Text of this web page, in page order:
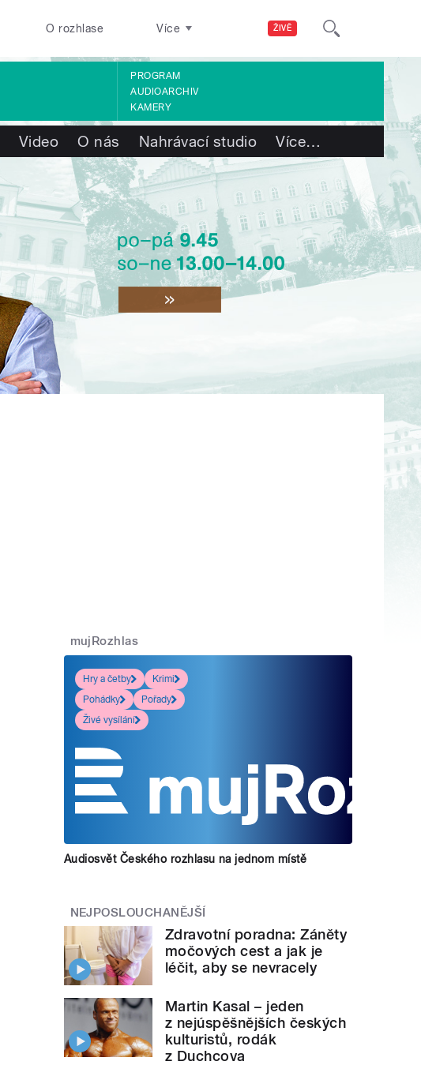
ŽIVĚ
O rozhlase Více
PROGRAM
AUDIOARCHIV
KAMERY
Video O nás Nahrávací studio Více…
mujRozhlas
Hry a četby
Krimi
Pohádky
Pořady
Živé vysílání
Audiosvět Českého rozhlasu na jednom místě
NEJPOSLOUCHANĚJŠÍ
Zdravotní poradna: Záněty
močových cest a jak je
léčit, aby se nevracely
Martin Kasal – jeden
z nejúspěšnějších českých
kulturistů, rodák
z Duchcova